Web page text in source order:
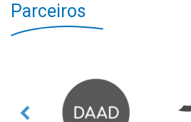
Parceiros